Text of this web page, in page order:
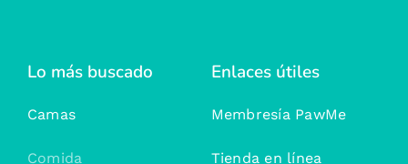
Lo más buscado
Camas
Comida
Enlaces útiles
Membresía PawMe
Tienda en línea